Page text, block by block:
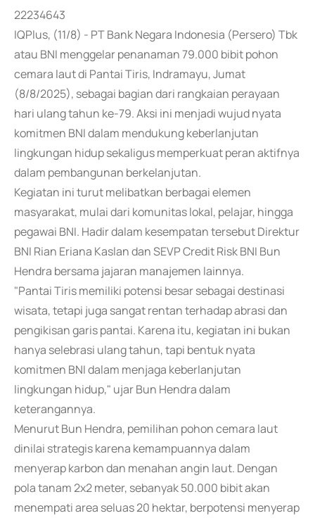
22234643
IQPlus, (11/8) - PT Bank Negara Indonesia (Persero) Tbk
atau BNI menggelar penanaman 79.000 bibit pohon
cemara laut di Pantai Tiris, Indramayu, Jumat
(8/8/2025), sebagai bagian dari rangkaian perayaan
hari ulang tahun ke-79. Aksi ini menjadi wujud nyata
komitmen BNI dalam mendukung keberlanjutan
lingkungan hidup sekaligus memperkuat peran aktifnya
dalam pembangunan berkelanjutan.
Kegiatan ini turut melibatkan berbagai elemen
masyarakat, mulai dari komunitas lokal, pelajar, hingga
pegawai BNI. Hadir dalam kesempatan tersebut Direktur
BNI Rian Eriana Kaslan dan SEVP Credit Risk BNI Bun
Hendra bersama jajaran manajemen lainnya.
"Pantai Tiris memiliki potensi besar sebagai destinasi
wisata, tetapi juga sangat rentan terhadap abrasi dan
pengikisan garis pantai. Karena itu, kegiatan ini bukan
hanya selebrasi ulang tahun, tapi bentuk nyata
komitmen BNI dalam menjaga keberlanjutan
lingkungan hidup," ujar Bun Hendra dalam
keterangannya.
Menurut Bun Hendra, pemilihan pohon cemara laut
dinilai strategis karena kemampuannya dalam
menyerap karbon dan menahan angin laut. Dengan
pola tanam 2x2 meter, sebanyak 50.000 bibit akan
menempati area seluas 20 hektar, berpotensi menyerap